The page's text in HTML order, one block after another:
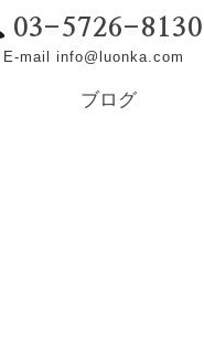
03-5726-8130
E-mail info@luonka.com
ブログ